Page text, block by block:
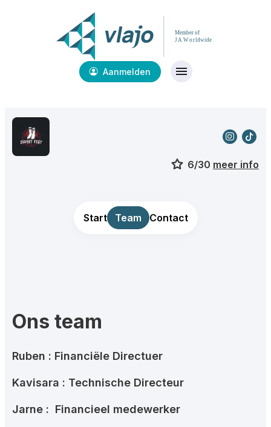
Aanmelden
6/30 meer info
Start Team Contact
Ons team
Ruben : Financiële Directuer
Kavisara : Technische Directeur
Jarne : Financieel medewerker